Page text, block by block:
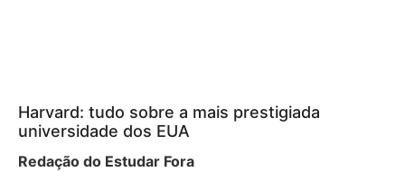
Harvard: tudo sobre a mais prestigiada
universidade dos EUA
Redação do Estudar Fora